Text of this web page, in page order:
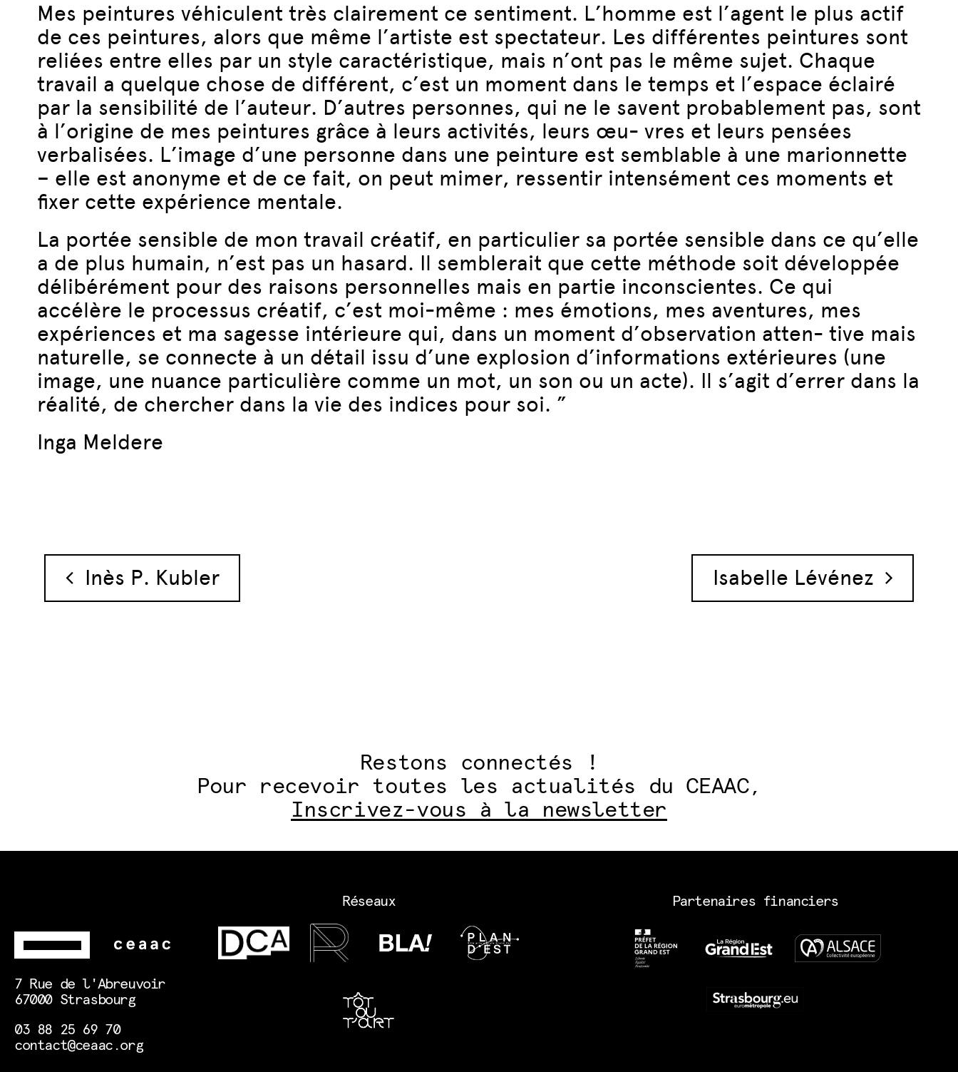
Mes peintures véhiculent très clairement ce sentiment. L’homme est l’agent le plus actif
de ces peintures, alors que même l’artiste est spectateur. Les différentes peintures sont
reliées entre elles par un style caractéristique, mais n’ont pas le même sujet. Chaque
travail a quelque chose de différent, c’est un moment dans le temps et l’espace éclairé
par la sensibilité de l’auteur. D’autres personnes, qui ne le savent probablement pas, sont
à l’origine de mes peintures grâce à leurs activités, leurs œu- vres et leurs pensées
verbalisées. L’image d’une personne dans une peinture est semblable à une marionnette
– elle est anonyme et de ce fait, on peut mimer, ressentir intensément ces moments et
fixer cette expérience mentale.
La portée sensible de mon travail créatif, en particulier sa portée sensible dans ce qu’elle
a de plus humain, n’est pas un hasard. Il semblerait que cette méthode soit développée
délibérément pour des raisons personnelles mais en partie inconscientes. Ce qui
accélère le processus créatif, c’est moi-même : mes émotions, mes aventures, mes
expériences et ma sagesse intérieure qui, dans un moment d’observation atten- tive mais
naturelle, se connecte à un détail issu d’une explosion d’informations extérieures (une
image, une nuance particulière comme un mot, un son ou un acte). Il s’agit d’errer dans la
réalité, de chercher dans la vie des indices pour soi. ”
Inga Meldere
Navigation des articles
Inès P. Kubler Isabelle Lévénez
Restons connectés !
Pour recevoir toutes les actualités du CEAAC,
Inscrivez-vous à la newsletter
7 Rue de l'Abreuvoir
67000 Strasbourg
03 88 25 69 70
contact@ceaac.org
Réseaux Partenaires financiers